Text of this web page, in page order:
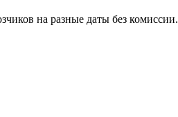
на разные даты без комиссии.